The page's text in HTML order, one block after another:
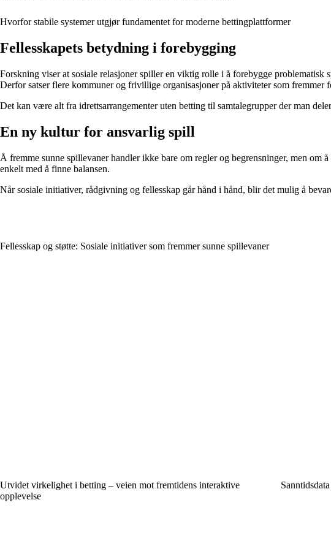
Hvorfor stabile systemer utgjør fundamentet for moderne bettingplattformer
Fellesskapets betydning i forebygging
Forskning viser at sosiale relasjoner spiller en viktig rolle i å forebygge problematisk
Derfor satser flere kommuner og frivillige organisasjoner på aktiviteter som fremmer
Det kan være alt fra idrettsarrangementer uten betting til samtalegrupper der man
En ny kultur for ansvarlig spill
Å fremme sunne spillevaner handler ikke bare om regler og begrensninger, men
enkelt med å finne balansen.
Når sosiale initiativer, rådgivning og fellesskap går hånd i hånd, blir det mulig å
Fellesskap og støtte: Sosiale initiativer som fremmer sunne spillevaner
Utvidet virkelighet i betting – veien mot fremtidens interaktive
opplevelse